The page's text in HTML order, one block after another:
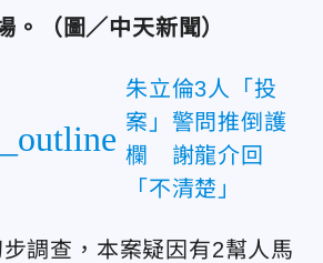
。（ 圖／中天新聞）
朱立倫3人「投
案」警問推倒護
欄 謝龍介回
「不清楚」
調查，本案疑因有2幫人馬